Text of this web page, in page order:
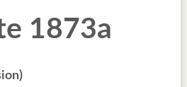
1873a